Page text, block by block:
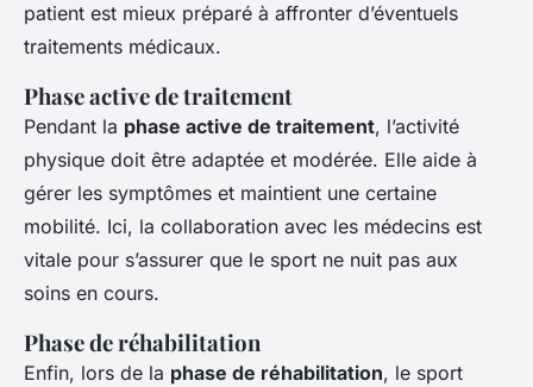
patient est mieux préparé à affronter d’éventuels
traitements médicaux.
Phase active de traitement
Pendant la phase active de traitement, l’activité
physique doit être adaptée et modérée. Elle aide à
gérer les symptômes et maintient une certaine
mobilité. Ici, la collaboration avec les médecins est
vitale pour s’assurer que le sport ne nuit pas aux
soins en cours.
Phase de réhabilitation
Enfin, lors de la phase de réhabilitation, le sport